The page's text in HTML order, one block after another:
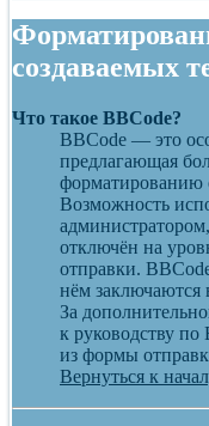
создаваемых
Что такое BBCode?
BBCode — это
предлагающая
форматированию
Возможность
отключён на
отправки.
нём заключаются
За
к руководству по
из формы
Вернуться к